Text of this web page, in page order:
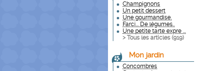
Champignons
Un petit dessert
Une gourmandise.
Farci... De légumes..
Une petite tarte expre ...
> Tous les articles (919)
Mon jardin
Concombres